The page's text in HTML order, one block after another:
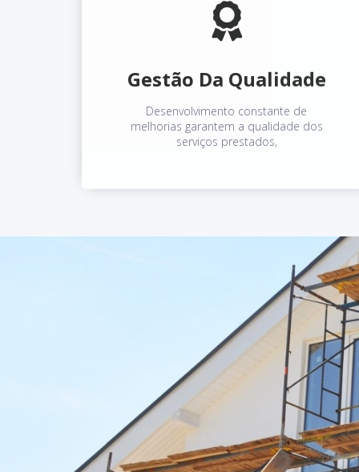
Gestão Da Qualidade
Desenvolvimento constante de
melhorias garantem a qualidade dos
serviços prestados,